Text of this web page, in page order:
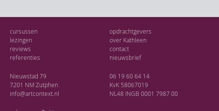
cursussen
lezingen
reviews
referenties
opdrachtgevers
over Kathleen
contact
nieuwsbrief
Nieuwstad 79
7201 NM Zutphen
info@artcontext.nl
06 19 60 64 14
KvK 58067019
NL48 INGB 0001 7987 00